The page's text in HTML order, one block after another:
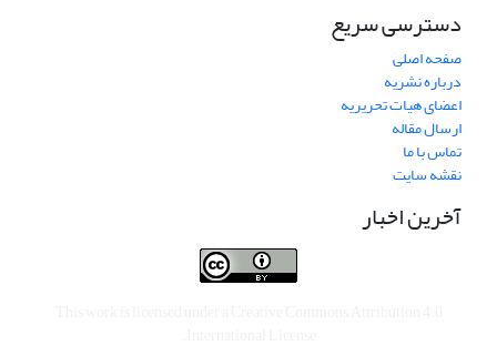
دسترسی سریع
صفحه اصلی
درباره نشریه
اعضای هیات تحریریه
ارسال مقاله
تماس با ما
نقشه سایت
آخرین اخبار